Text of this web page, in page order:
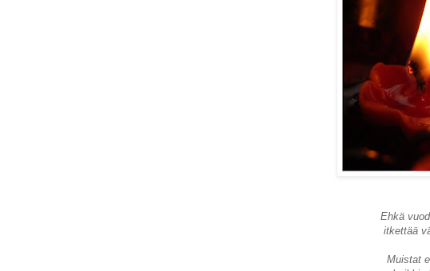
Ehkä
itkettää
Muistat